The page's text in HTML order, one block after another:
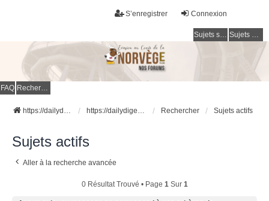
Connexion
S’enregistrer
Sujets sans réponse Sujets actifs
FAQ Rechercher
https://dailydigesthub.com https://dailydigesthub.com Rechercher Sujets actifs
Sujets actifs
Aller à la recherche avancée
0 Résultat Trouvé • Page 1Sur 1